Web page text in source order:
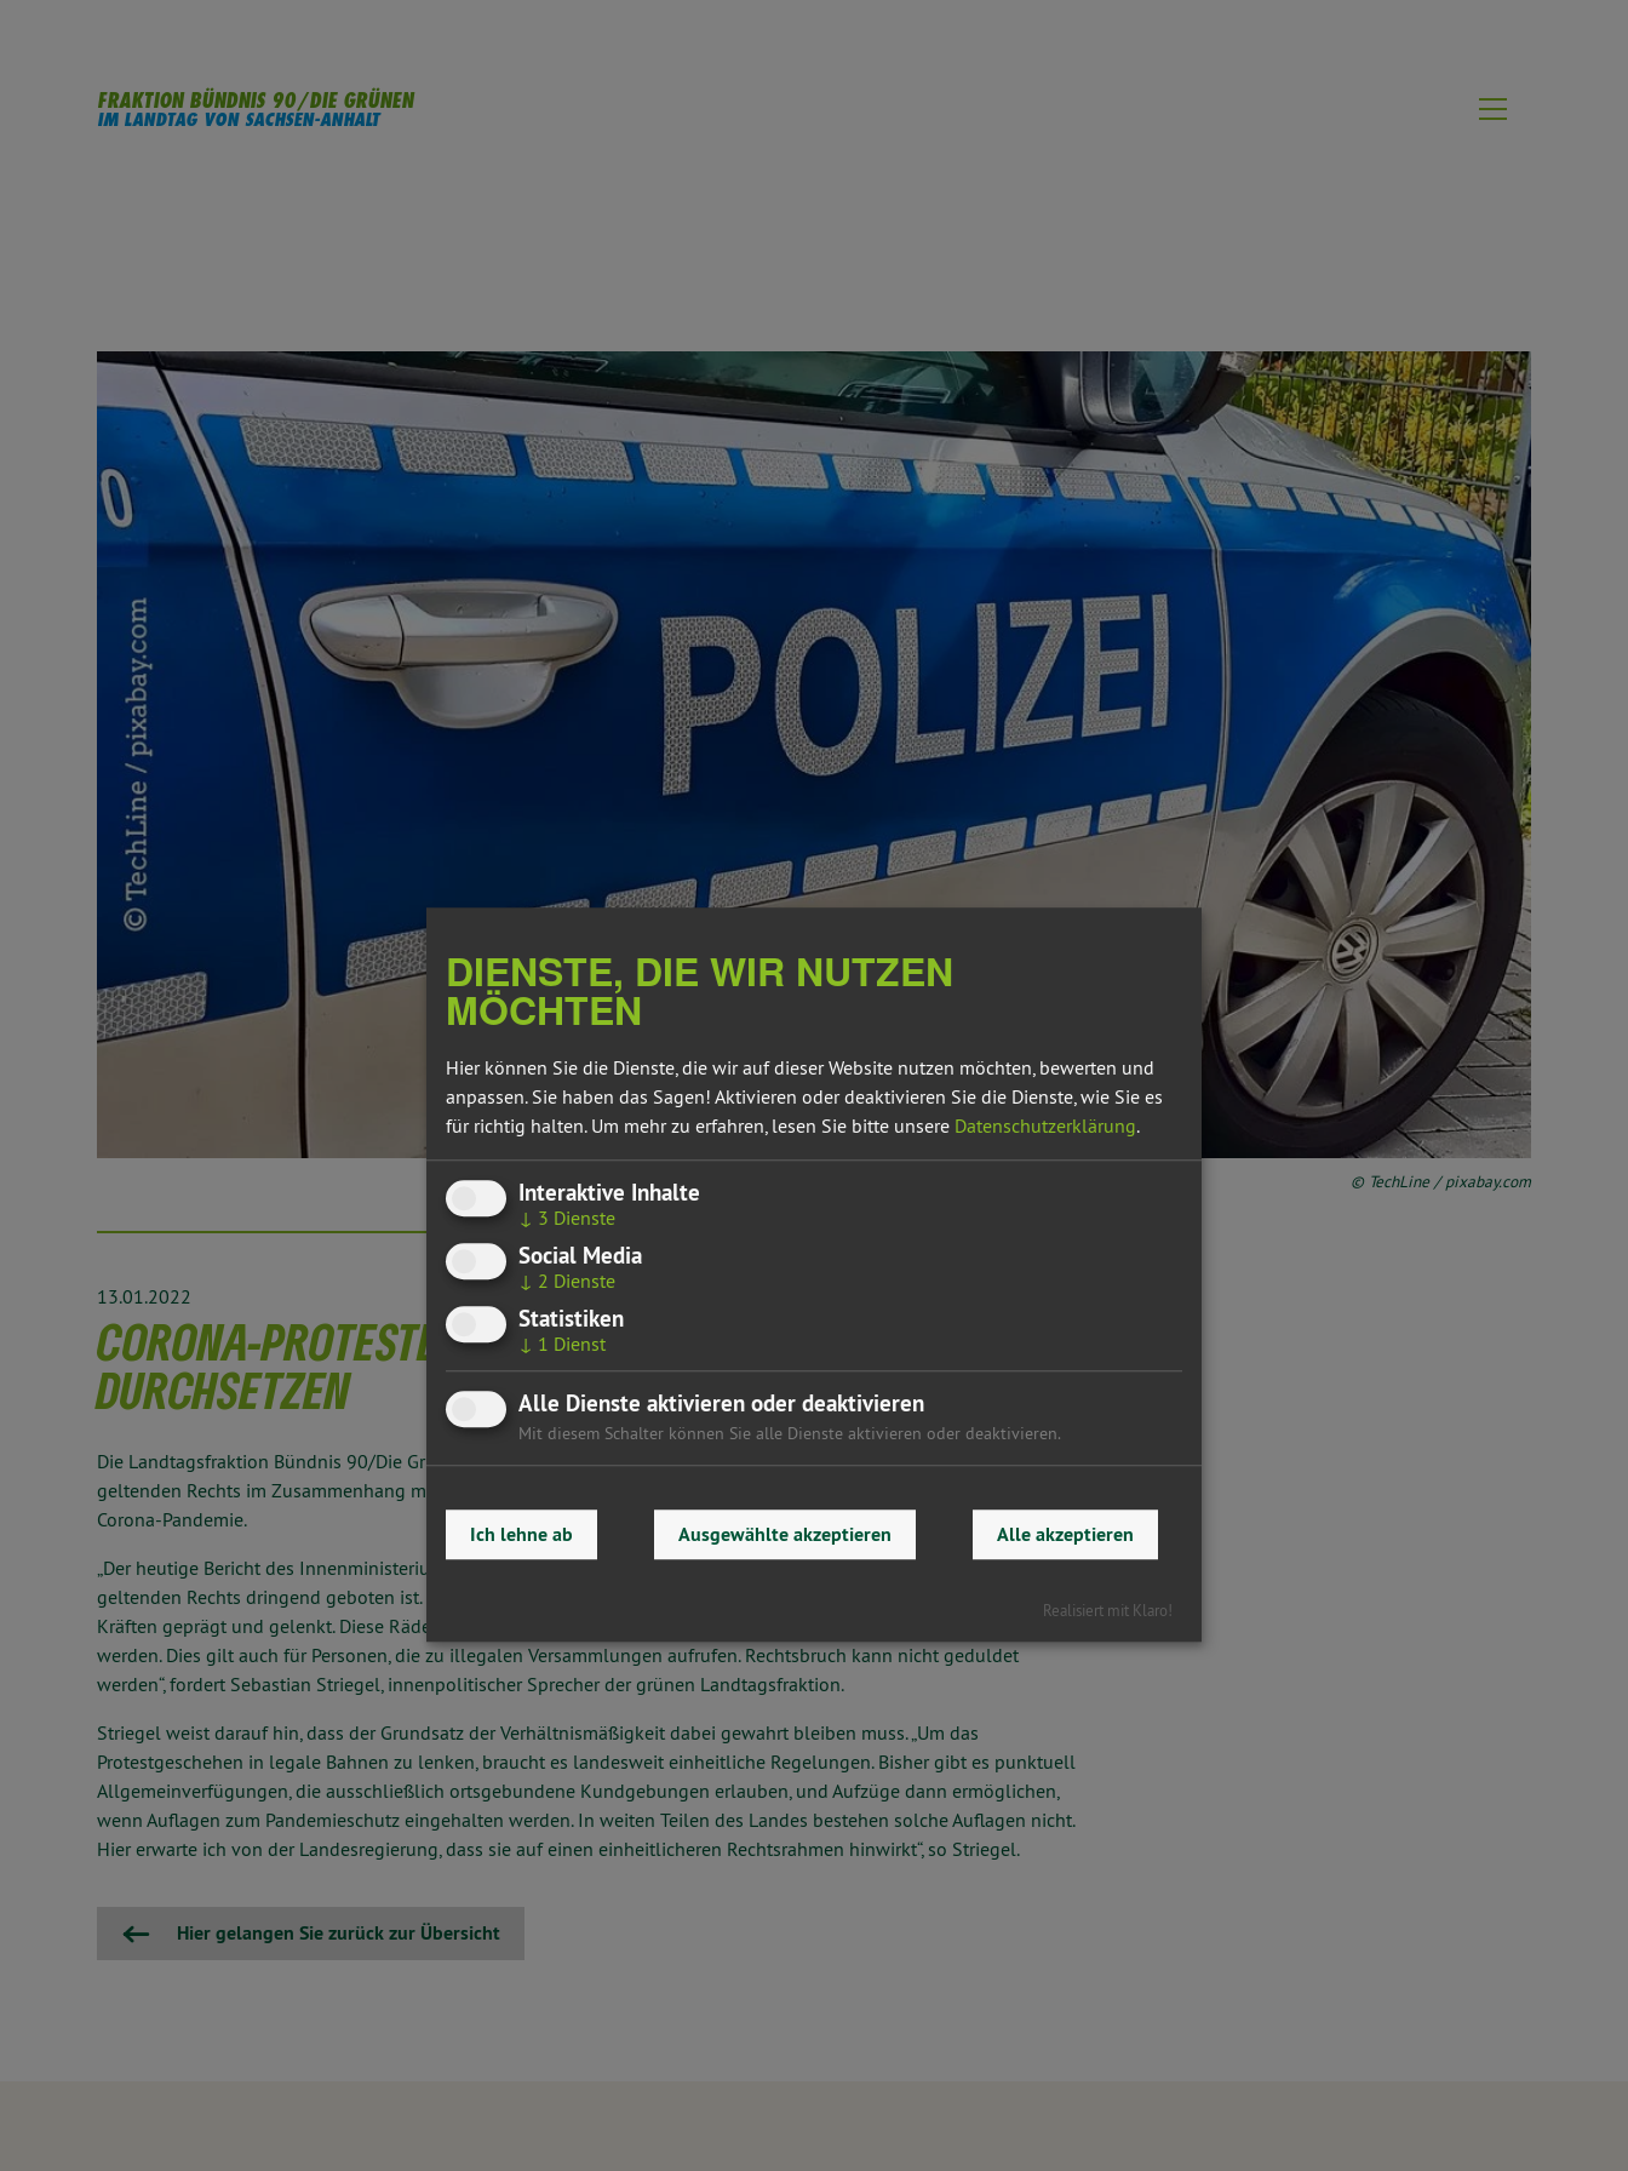
FRAKTION BÜNDNIS 90/DIE GRÜNEN
IM LANDTAG VON SACHSEN-ANHALT
© TechLine / pixabay.com
13.01.2022
CORONA-PROTESTE: GELTENDES RECHT KONSEQUENT
DURCHSETZEN
Die Landtagsfraktion Bündnis 90/Die Grünen fordert nach dem heutigen Innenausschuss die konsequente Umsetzung
geltenden Rechts im Zusammenhang mit den anhaltenden Protesten gegen die Maßnahmen zur Eindämmung der
Corona-Pandemie.
„Der heutige Bericht des Innenministeriums im Ausschuss hat gezeigt, dass eine konsequentere Durchsetzung des
geltenden Rechts dringend geboten ist. Die Demonstrationen werden von rechtsextremen und demokratiefeindlichen
Kräften geprägt und gelenkt. Diese Rädelsführer müssen verstärkt in den Blick genommen und mit Sanktionen belegt
werden. Dies gilt auch für Personen, die zu illegalen Versammlungen aufrufen. Rechtsbruch kann nicht geduldet
werden“, fordert Sebastian Striegel, innenpolitischer Sprecher der grünen Landtagsfraktion.
Striegel weist darauf hin, dass der Grundsatz der Verhältnismäßigkeit dabei gewahrt bleiben muss. „Um das
Protestgeschehen in legale Bahnen zu lenken, braucht es landesweit einheitliche Regelungen. Bisher gibt es punktuell
Allgemeinverfügungen, die ausschließlich ortsgebundene Kundgebungen erlauben, und Aufzüge dann ermöglichen,
wenn Auflagen zum Pandemieschutz eingehalten werden. In weiten Teilen des Landes bestehen solche Auflagen nicht.
Hier erwarte ich von der Landesregierung, dass sie auf einen einheitlicheren Rechtsrahmen hinwirkt“, so Striegel.
Hier gelangen Sie zurück zur Übersicht
DIENSTE, DIE WIR NUTZEN
MÖCHTEN
Hier können Sie die Dienste, die wir auf dieser Website nutzen möchten, bewerten und
anpassen. Sie haben das Sagen! Aktivieren oder deaktivieren Sie die Dienste, wie Sie es
für richtig halten. Um mehr zu erfahren, lesen Sie bitte unsere Datenschutzerklärung.
Interaktive Inhalte
↓ 3 Dienste
Social Media
↓ 2 Dienste
Statistiken
↓ 1 Dienst
Alle Dienste aktivieren oder deaktivieren
Mit diesem Schalter können Sie alle Dienste aktivieren oder deaktivieren.
Ich lehne ab Ausgewählte akzeptieren Alle akzeptieren
Realisiert mit Klaro!